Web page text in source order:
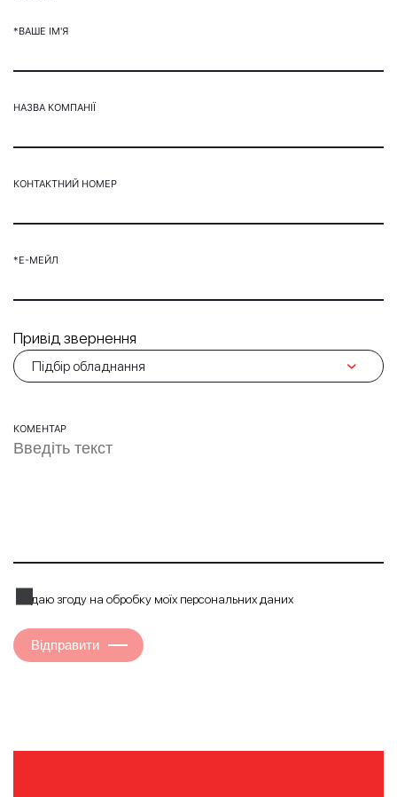
*ВАШЕ ІМ'Я
НАЗВА КОМПАНІЇ
КОНТАКТНИЙ НОМЕР
*Е-МЕЙЛ
Привід звернення
КОМЕНТАР
Я даю згоду на обробку моїх персональних даних
Відправити